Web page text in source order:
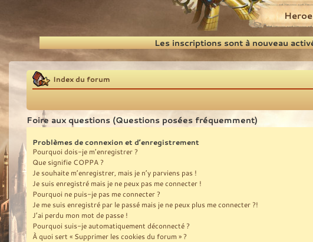
Recherche Les inscriptions sont à nouveau
Index du forum
Foire aux questions (Questions posées fréquemment)
Problèmes de connexion et d’enregistrement
Pourquoi dois-je m’enregistrer ?
Que signifie COPPA ?
Je souhaite m’enregistrer, mais je n’y parviens pas !
Je suis enregistré mais je ne peux pas me connecter !
Pourquoi ne puis-je pas me connecter ?
Je me suis enregistré par le passé mais je ne peux plus me connecter ?!
J’ai perdu mon mot de passe !
Pourquoi suis-je automatiquement déconnecté ?
À quoi sert « Supprimer les cookies du forum » ?